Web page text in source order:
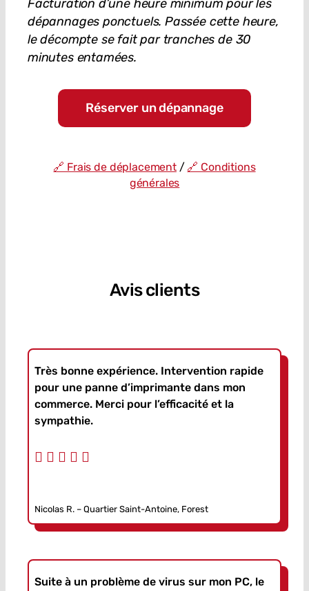
Facturation d’une heure minimum pour les
dépannages ponctuels. Passée cette heure,
le décompte se fait par tranches de 30
minutes entamées.
Réserver un dépannage
🔗 Frais de déplacement/ 🔗 Conditions
générales
Avis clients
Très bonne expérience. Intervention rapide
pour une panne d’imprimante dans mon
commerce. Merci pour l’efficacité et la
sympathie.
Nicolas R. – Quartier Saint-Antoine, Forest
Suite à un problème de virus sur mon PC, le